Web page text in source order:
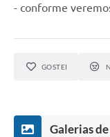
- conforme
GOSTEI
Galerias